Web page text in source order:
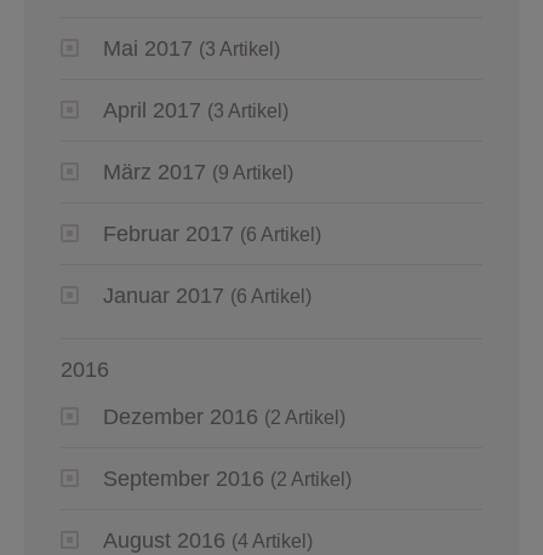
Mai 2017 (3 Artikel)
April 2017 (3 Artikel)
März 2017 (9 Artikel)
Februar 2017 (6 Artikel)
Januar 2017 (6 Artikel)
2016
Dezember 2016 (2 Artikel)
September 2016 (2 Artikel)
August 2016 (4 Artikel)